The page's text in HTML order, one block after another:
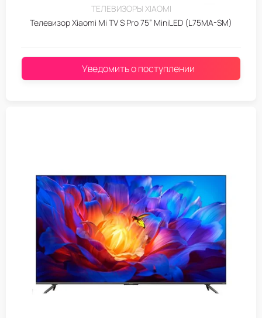
ТЕЛЕВИЗОРЫ XIAOMI
Телевизор Xiaomi Mi TV S Pro 75” MiniLED (L75MA-SM)
Уведомить о поступлении